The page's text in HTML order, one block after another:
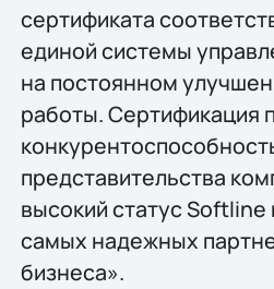
сертификата
единой системы
на постоянном
работы. Сертификация
представительства
высокий статус Softline
самых надежных
бизнеса».